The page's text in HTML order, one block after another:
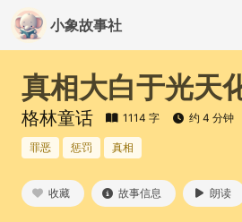
小象故事社
真相大白于光天
格林童话 1114 字 约 4 分钟
罪恶 惩罚 真相
收藏 故事信息 朗读